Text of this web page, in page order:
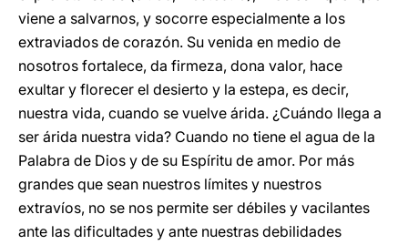
viene a salvarnos, y socorre especialmente a los
extraviados de corazón. Su venida en medio de
nosotros fortalece, da firmeza, dona valor, hace
exultar y florecer el desierto y la estepa, es decir,
nuestra vida, cuando se vuelve árida. ¿Cuándo llega a
ser árida nuestra vida? Cuando no tiene el agua de la
Palabra de Dios y de su Espíritu de amor. Por más
grandes que sean nuestros límites y nuestros
extravíos, no se nos permite ser débiles y vacilantes
ante las dificultades y ante nuestras debilidades